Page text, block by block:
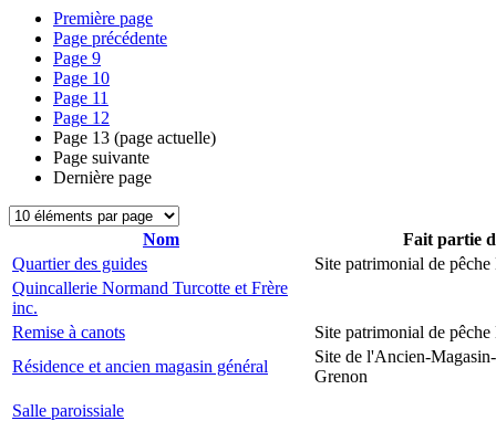
Première page
Page précédente
Page 9
Page 10
Page 11
Page 12
Page 13 (page actuelle)
Page suivante
Dernière page
Nom
Fait partie
Quartier des guides
Site patrimonial de
Quincallerie Normand Turcotte et Frère
inc.
Remise à canots
Site patrimonial de
Résidence et ancien magasin général
Site de l'Ancien-
Grenon
Salle paroissiale